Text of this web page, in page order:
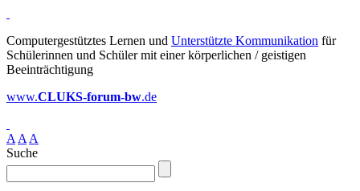
Computergestütztes Lernen und Unterstützte Kommunikation für
Schülerinnen und Schüler mit einer körperlichen / geistigen
Beeinträchtigung
www.CLUKS-forum-bw.de
A A A
Suche